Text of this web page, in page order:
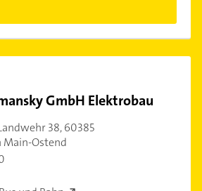
GmbH Elektrobau
38,60385
Ostend